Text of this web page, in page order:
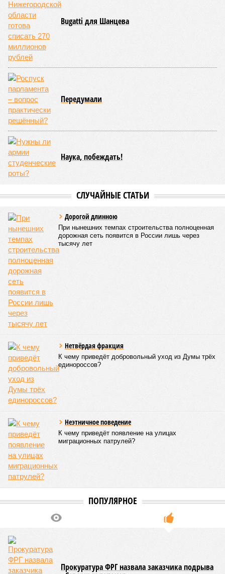
Ранее, в мае, по этому же делу был арестован
Козаренко
, гендиректор компании «Транспорт будущего»,
созданной «ЭФКО» в 2021 году, но позже обособившейся.
Эта фирма заключила контракт с Минобороны на поставку
тысячи тяжёлых беспилотников. Как пишет пресса, каждый
дрон обходился военному ведомству в 8 млн рублей,
однако «производителю» стоил всего 1,2 миллиона. Эта
цена, очевидно, включала и стоимость закупки китайского
беспилотника, и траты на его символическую доработку,
нужную для того, чтобы выдать БПЛА за сугубо
отечественный. Ущерб от действий авторов данной схемы
оценивается в 8,6 миллиарда.
Обычная практика
Многие комментаторы призвали суд оценить выявленную
махинацию не как мошенничество, а как государственную
измену. Впрочем, было озвучено и другое мнение.
«В случае Кустова и компании речь ведь идёт об очень,
мягко говоря, небедных людях. У них не было мотивации
крысить по мелочи из бюджета Минпромторга. Но они
откровенно не справились со сложным технологическим и
производственным проектом, взяв к тому времени на
себя огромные обязательства, в том числе и перед
руководством страны, а когда подошли сроки, занялись
«схемами», чтобы отчитаться. На чём их и поймали»
так объясняет коллизию политолог, руководитель НПЦ
«Ушкуйник», занимающегося разработкой беспилотных
систем,Алексей Чадаев
оказываются между двух огней:«Есть позиция
Минобороны, которому плевать, из чего сделан дрон,
лишь бы он нормально летел и стоил вменяемых денег. И
есть позиция Минпромторга, который жёстко загоняет
производителей в локализацию». «Многие делают так:
заказывают у российских производителей
Минпромторг», чтобы показать на выставке или
полигоне и потом сертифицировать «полностью
российский дрон», но в массовых партиях для поставок
военным всё равно используют Китай»
Чадаев.
Раевский.«Наценка на китайские комплектующие – это
вообще основная и единственная схема, как
производители дронов зарабатывают деньги. Дело в
том, что МО разрешает минимальную наценку в 20%. И
при этом не пропускает многие дополнительные
расходы. Например, зарплаты инженеров по разработке
дронов и программистов по рынку уже приближаются к